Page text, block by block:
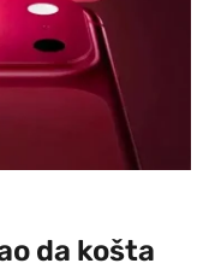
da košta